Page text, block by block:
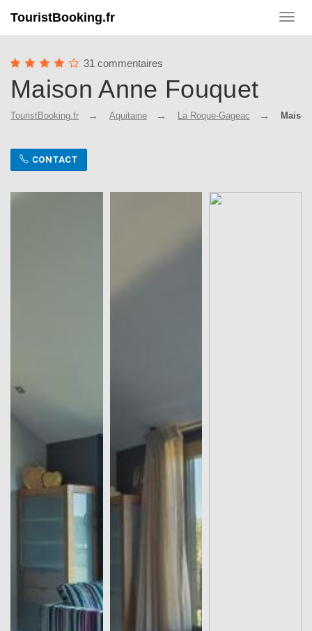
TouristBooking.fr
31 commentaires
Maison Anne Fouquet
TouristBooking.fr Aquitaine La Roque-Gageac
CONTACT